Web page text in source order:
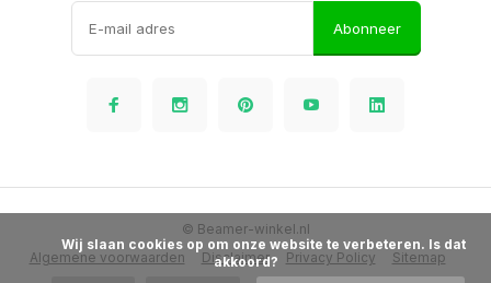
Abonneer
Algemene voorwaarden Disclaimer Privacy Policy Sitemap
© Beamer-winkel.nl
akkoord?